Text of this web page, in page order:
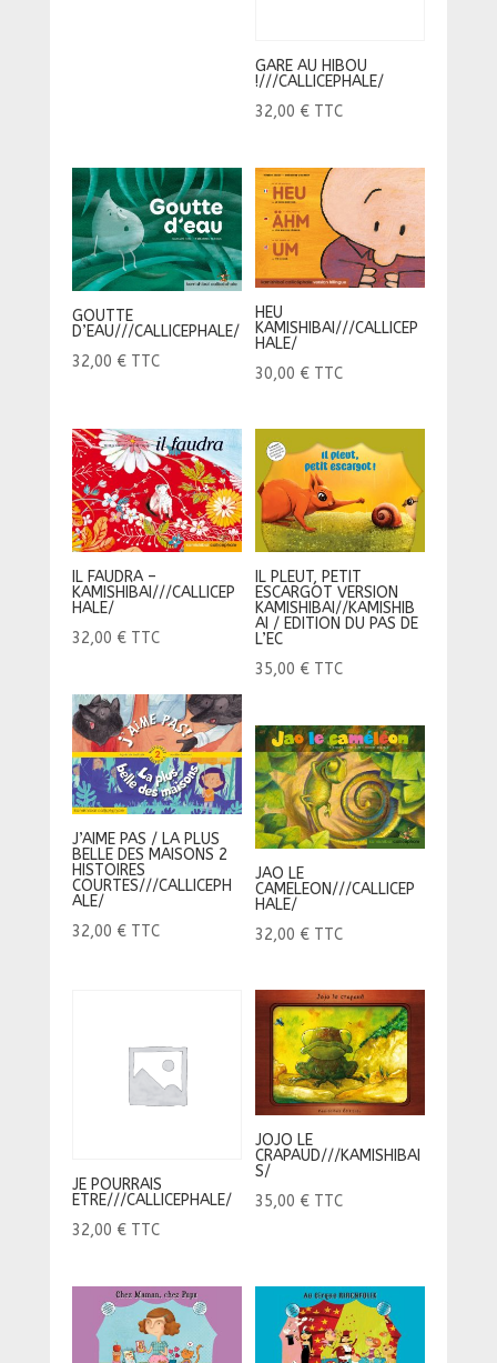
GARE AU HIBOU
!///CALLICEPHALE/
32,00 € TTC
GOUTTE
D’EAU///CALLICEPHALE/
32,00 € TTC
HEU
KAMISHIBAI///CALLICEP
HALE/
30,00 € TTC
IL FAUDRA –
KAMISHIBAI///CALLICEP
HALE/
32,00 € TTC
IL PLEUT, PETIT
ESCARGOT VERSION
KAMISHIBAI//KAMISHIB
AI / EDITION DU PAS DE
L’EC
35,00 € TTC
J’AIME PAS / LA PLUS
BELLE DES MAISONS 2
HISTOIRES
COURTES///CALLICEPH
ALE/
32,00 € TTC
JAO LE
CAMELEON///CALLICEP
HALE/
32,00 € TTC
JE POURRAIS
ETRE///CALLICEPHALE/
32,00 € TTC
JOJO LE
CRAPAUD///KAMISHIBAI
S/
35,00 € TTC